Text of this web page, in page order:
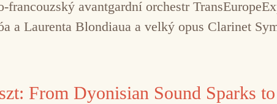
avantgardní orchestr
a Laurenta Blondiaua a velký opus Clarinet
From Dyonisian Sound Sparks